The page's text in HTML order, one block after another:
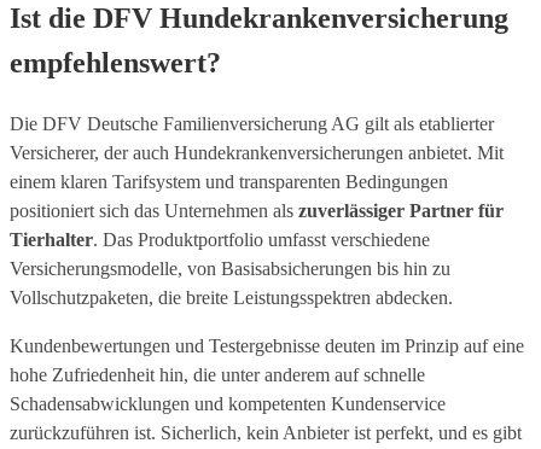
Ist die DFV Hundekrankenversicherung
empfehlenswert?
Die DFV Deutsche Familienversicherung AG gilt als etablierter
Versicherer, der auch Hundekrankenversicherungen anbietet. Mit
einem klaren Tarifsystem und transparenten Bedingungen
positioniert sich das Unternehmen als zuverlässiger Partner für
Tierhalter. Das Produktportfolio umfasst verschiedene
Versicherungsmodelle, von Basisabsicherungen bis hin zu
Vollschutzpaketen, die breite Leistungsspektren abdecken.
Kundenbewertungen und Testergebnisse deuten im Prinzip auf eine
hohe Zufriedenheit hin, die unter anderem auf schnelle
Schadensabwicklungen und kompetenten Kundenservice
zurückzuführen ist. Sicherlich, kein Anbieter ist perfekt, und es gibt